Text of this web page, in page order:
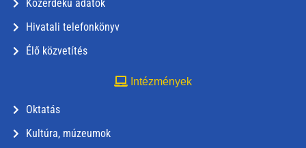
Közérdekű adatok
Hivatali telefonkönyv
Élő közvetítés
Intézmények
Oktatás
Kultúra, múzeumok